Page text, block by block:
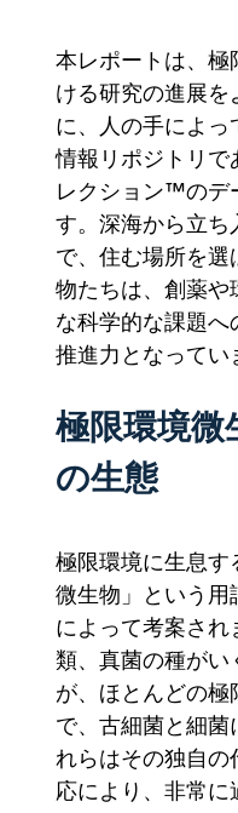
本レポートは、
ける研究の進展
に、人の手によ
情報リポジトリで
レクション™のデ
す。深海から立ち
で、住む場所を
物たちは、創薬や
な科学的な課題
推進力となってい
極限環境
の生態
極限環境に生息
微生物」という用
によって考案さ
類、真菌の種が
が、ほとんどの
で、古細菌と細菌
れらはその独自の
応により、非常に